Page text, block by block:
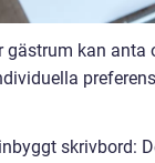
gästrum kan anta
skrivbord: